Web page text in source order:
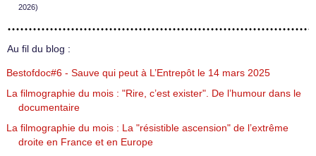
2026)
Au fil du blog :
Bestofdoc#6 - Sauve qui peut à L’Entrepôt le 14 mars 2025
La filmographie du mois : "Rire, c’est exister". De l’humour dans le
documentaire
La filmographie du mois : La "résistible ascension" de l’extrême
droite en France et en Europe